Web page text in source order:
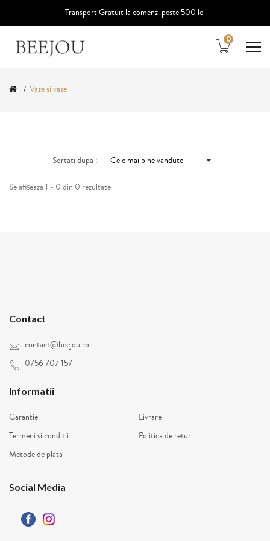
Transport Gratuit la comenzi peste 500 lei
0
Vaze si vase
Se afișeaza 1 - 0 din 0 rezultate
Sortati dupa :
Contact
contact@beejou.ro
0756 707 157
Informatii
Garantie
Livrare
Termeni si conditii
Politica de retur
Metode de plata
Social Media